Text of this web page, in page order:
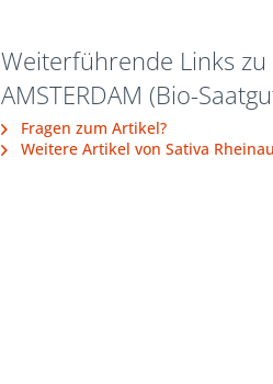
Weiterführende Links
AMSTERDAM (Bio-
Fragen zum Artikel?
Weitere Artikel von Sativa Rheinau